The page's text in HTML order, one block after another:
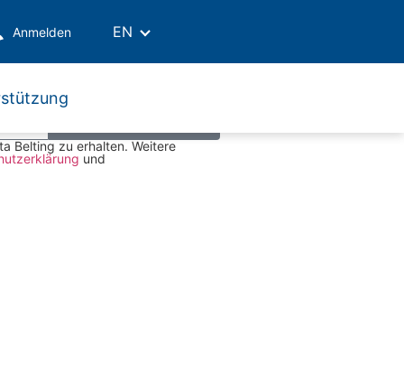
Anmelden EN
Horizontal
Belting zu erhalten. Weitere
und